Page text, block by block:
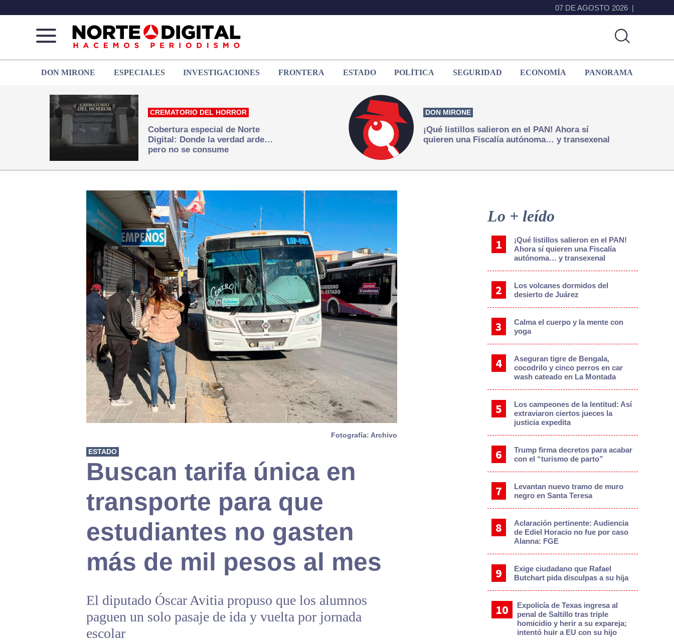
07 DE AGOSTO 2026
de
Juárez
que
hacemos periodismo
DON MIRONE ESPECIALES INVESTIGACIONES FRONTERA ESTADO POLÍTICA SEGURIDAD ECONOMÍA PANORAMA
CREMATORIO DEL HORROR
Cobertura especial de Norte
Digital: Donde la verdad arde…
pero no se consume
DON MIRONE
¡Qué listillos salieron en el PAN! Ahora sí
quieren una Fiscalía autónoma… y transexenal
Fotografía: Archivo
ESTADO
Buscan tarifa única en
transporte para que
estudiantes no gasten
más de mil pesos al mes
El diputado Óscar Avitia propuso que los alumnos
paguen un solo pasaje de ida y vuelta por jornada
escolar
Sidebar
Lo + leído
¡Qué listillos salieron en el PAN!
Ahora sí quieren una Fiscalía
autónoma… y transexenal
Los volcanes dormidos del
desierto de Juárez
Calma el cuerpo y la mente con
yoga
Aseguran tigre de Bengala,
cocodrilo y cinco perros en car
wash cateado en La Montada
Los campeones de la lentitud: Así
extraviaron ciertos jueces la
justicia expedita
Trump firma decretos para acabar
con el “turismo de parto”
Levantan nuevo tramo de muro
negro en Santa Teresa
Aclaración pertinente: Audiencia
de Ediel Horacio no fue por caso
Alanna: FGE
Exige ciudadano que Rafael
Butchart pida disculpas a su hija
Expolicía de Texas ingresa al
penal de Saltillo tras triple
homicidio y herir a su expareja;
intentó huir a EU con su hijo